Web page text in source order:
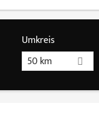
Umkreis
50 km